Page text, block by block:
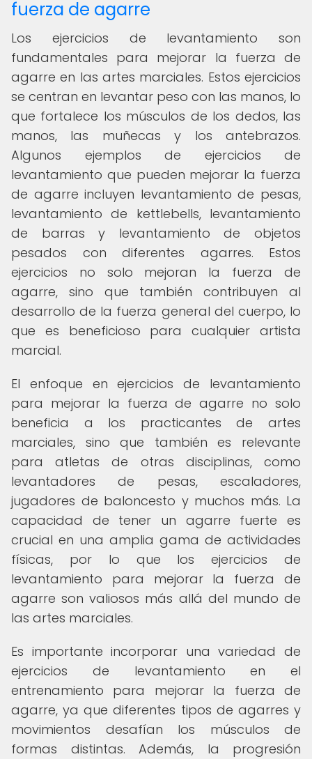
fuerza de agarre
Los ejercicios de levantamiento son
fundamentales para mejorar la fuerza de
agarre en las artes marciales. Estos ejercicios
se centran en levantar peso con las manos, lo
que fortalece los músculos de los dedos, las
manos, las muñecas y los antebrazos.
Algunos ejemplos de ejercicios de
levantamiento que pueden mejorar la fuerza
de agarre incluyen levantamiento de pesas,
levantamiento de kettlebells, levantamiento
de barras y levantamiento de objetos
pesados con diferentes agarres. Estos
ejercicios no solo mejoran la fuerza de
agarre, sino que también contribuyen al
desarrollo de la fuerza general del cuerpo, lo
que es beneficioso para cualquier artista
marcial.
El enfoque en ejercicios de levantamiento
para mejorar la fuerza de agarre no solo
beneficia a los practicantes de artes
marciales, sino que también es relevante
para atletas de otras disciplinas, como
levantadores de pesas, escaladores,
jugadores de baloncesto y muchos más. La
capacidad de tener un agarre fuerte es
crucial en una amplia gama de actividades
físicas, por lo que los ejercicios de
levantamiento para mejorar la fuerza de
agarre son valiosos más allá del mundo de
las artes marciales.
Es importante incorporar una variedad de
ejercicios de levantamiento en el
entrenamiento para mejorar la fuerza de
agarre, ya que diferentes tipos de agarres y
movimientos desafían los músculos de
formas distintas. Además, la progresión